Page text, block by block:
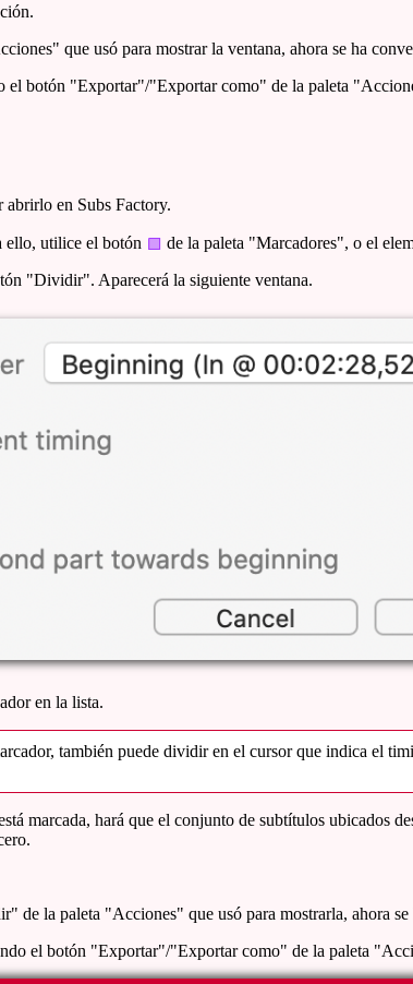
que usó para mostrar la ventana, ahora se ha
el botón "Exportar"/"Exportar como" de la paleta
en Subs Factory.
ello, utilice el botón
de la paleta "Marcadores", o el
"Dividir". Aparecerá la siguiente ventana.
en la lista.
también puede dividir en el cursor que indica el
marcada, hará que el conjunto de subtítulos ubicados
de la paleta "Acciones" que usó para mostrarla, ahora
el botón "Exportar"/"Exportar como" de la paleta